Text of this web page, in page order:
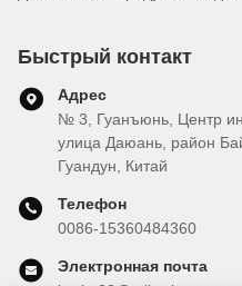
Быстрый контакт
Адрес
№ 3, Гуанъюнь, Центр
улица Даюань, район
Гуандун, Китай
Телефон
0086-15360484360
Электронная почта